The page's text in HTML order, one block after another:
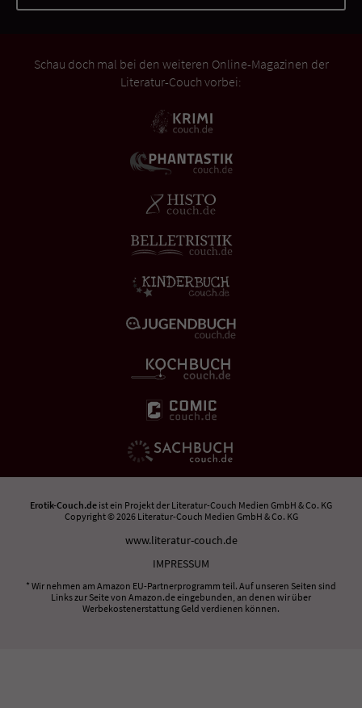
Schau doch mal bei den weiteren Online-Magazinen der
Literatur-Couch vorbei:
Erotik-Couch.de ist ein Projekt der Literatur-Couch Medien GmbH & Co. KG
Copyright © 2026 Literatur-Couch Medien GmbH & Co. KG
www.literatur-couch.de
IMPRESSUM
* Wir nehmen am Amazon EU-Partnerprogramm teil. Auf unseren Seiten sind
Links zur Seite von Amazon.de eingebunden, an denen wir über
Werbekostenerstattung Geld verdienen können.